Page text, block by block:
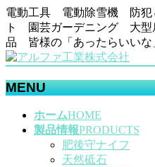
電動工具 電動除雪機 防犯
ト 園芸ガーデニング 大
品 皆様の「あったらいいな
MENU
ホームHOME
製品情報PRODUCTS
肥後守ナイフ
天然砥石